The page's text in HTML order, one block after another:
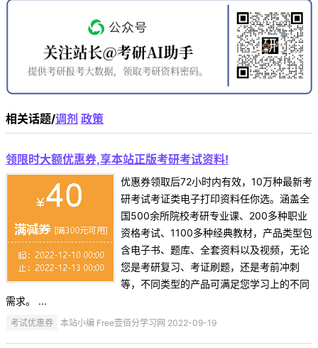
相关话题/调剂 政策
领限时大额优惠券,享本站正版考研考试资料!
优惠券领取后72小时内有效，10万种最新考
研考试考证类电子打印资料任你选。涵盖全
国500余所院校考研专业课、200多种职业
资格考试、1100多种经典教材，产品类型包
含电子书、题库、全套资料以及视频，无论
您是考研复习、考证刷题，还是考前冲刺
等，不同类型的产品可满足您学习上的不同
需求。 ...
考试优惠券 本站小编 Free壹佰分学习网 2022-09-19